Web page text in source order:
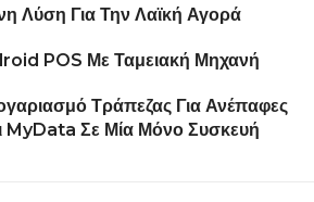
Λύση Για Την Λαϊκή Αγορά
POS Με Ταμειακή Μηχανή
Τράπεζας Για Ανέπαφες
MyData Σε Μία Μόνο Συσκευή